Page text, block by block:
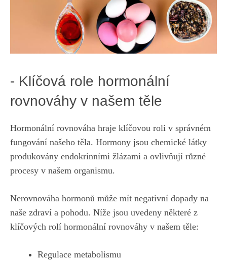
-​ Klíčová ⁤role ‌hormonální
rovnováhy v našem ​těle
Hormonální rovnováha hraje klíčovou roli⁢ v správném
fungování ‌našeho ​těla. Hormony jsou ​chemické ‌látky
produkovány endokrinními ⁢žlázami a ovlivňují různé
procesy ⁢v ⁤našem ⁤organismu.
Nerovnováha hormonů může mít negativní dopady na
naše zdraví a pohodu. Níže jsou uvedeny ‍některé z
klíčových‌ rolí hormonální rovnováhy v našem těle:
Regulace ‌metabolismu